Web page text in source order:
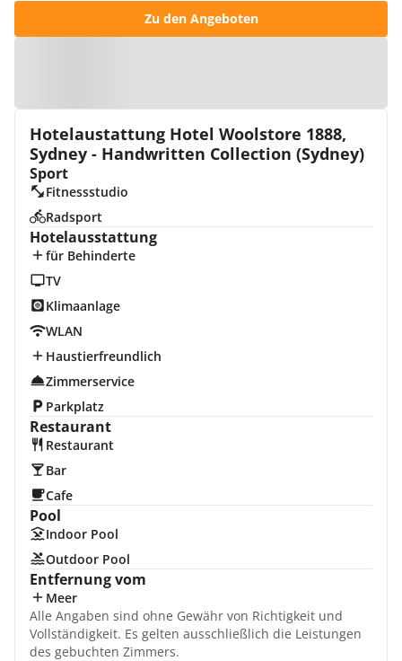
Zu den Angeboten
Hotelaustattung Hotel Woolstore 1888,
Sydney - Handwritten Collection (Sydney)
Sport
Fitnessstudio
Radsport
Hotelausstattung
für Behinderte
TV
Klimaanlage
WLAN
Haustierfreundlich
Zimmerservice
Parkplatz
Restaurant
Restaurant
Bar
Cafe
Pool
Indoor Pool
Outdoor Pool
Entfernung vom
Meer
Alle Angaben sind ohne Gewähr von Richtigkeit und
Vollständigkeit. Es gelten ausschließlich die Leistungen
des gebuchten Zimmers.